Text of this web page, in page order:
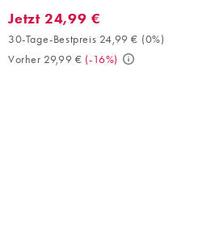
Jetzt 24,99 €. 30-Tage-Bestpreis
Jetzt 24,99 €
30-Tage-Bestpreis 24,99 € (0%)
Vorher 29,99 € (-16%)